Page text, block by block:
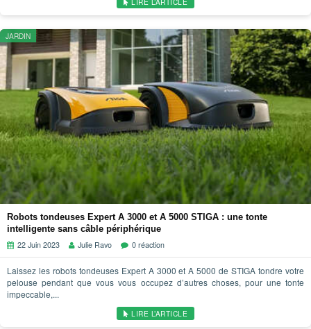
JARDIN
Robots tondeuses Expert A 3000 et A 5000 STIGA : une tonte
intelligente sans câble périphérique
22 Juin 2023
Julie Ravo 0 réaction
Laissez les robots tondeuses Expert A 3000 et A 5000 de STIGA tondre votre
pelouse pendant que vous vous occupez d’autres choses, pour une tonte
impeccable,...
LIRE L’ARTICLE